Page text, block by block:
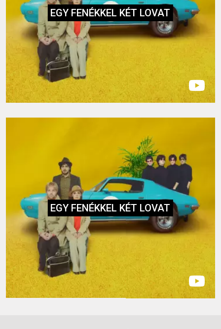
EGY FENÉKKEL KÉT LOVAT
EGY FENÉKKEL KÉT LOVAT